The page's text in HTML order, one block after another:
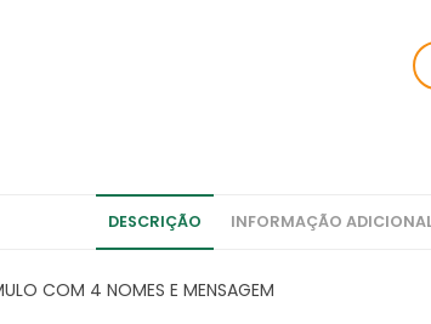
DESCRIÇÃO INFORMAÇÃO
COM 4 NOMES E MENSAGEM